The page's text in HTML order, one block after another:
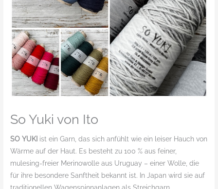
So Yuki von Ito
SO YUKI ist ein Garn, das sich anfühlt wie ein leiser Hauch von
Wärme auf der Haut. Es besteht zu 100 % aus feiner,
mulesing-freier Merinowolle aus Uruguay – einer Wolle, die
für ihre besondere Sanftheit bekannt ist. In Japan wird sie auf